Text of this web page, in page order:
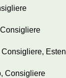
Consigliere